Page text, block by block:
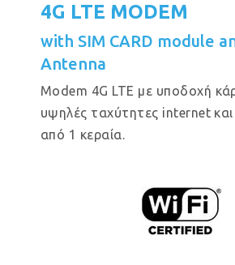
4G LTE MODEM
with SIM CARD module
Antenna
Modem 4G LTE με υποδοχή
υψηλές ταχύτητες internet
από 1 κεραία.